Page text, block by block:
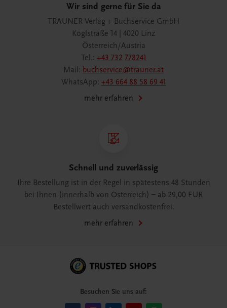
Wir sind gerne für Sie da
TRAUNER Verlag + Buchservice GmbH
Köglstraße 14 | 4020 Linz
Österreich/Austria
Tel.: +43 732 778241
Mail: buchservice@trauner.at
WhatsApp: +43 664 88 58 69 41
mehr erfahren
Schnell und zuverlässig
Ihre Bestellung ist in der Regel in spätestens 48 Stunden
bei Ihnen (innerhalb von Österreich) – ab 29,00 EUR
Bestellwert auch versandkostenfrei.
mehr erfahren
Besuchen Sie uns auf: